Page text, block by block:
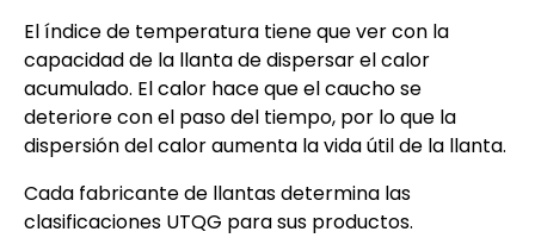
El índice de temperatura tiene que ver con la
capacidad de la llanta de dispersar el calor
acumulado. El calor hace que el caucho se
deteriore con el paso del tiempo, por lo que la
dispersión del calor aumenta la vida útil de la llanta.
Cada fabricante de llantas determina las
clasificaciones UTQG para sus productos.